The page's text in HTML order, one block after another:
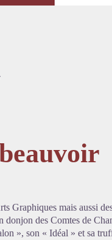
Graphiques mais aussi
donjon des Comtes de
», son « Idéal » et sa